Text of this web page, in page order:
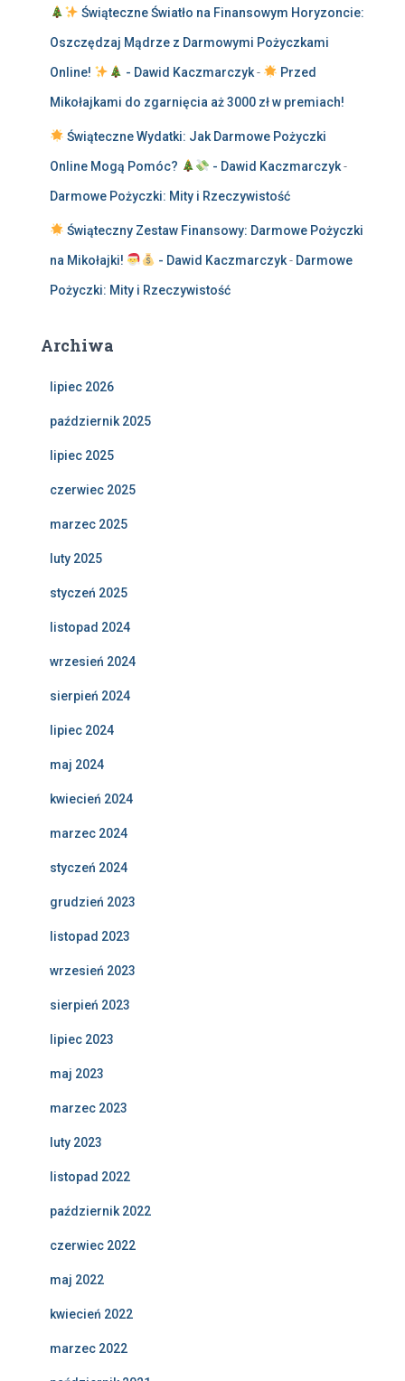
Świąteczne Światło na Finansowym Horyzoncie:
Oszczędzaj Mądrze z Darmowymi Pożyczkami
Online! - Dawid Kaczmarczyk- Przed
Mikołajkami do zgarnięcia aż 3000 zł w premiach!
Świąteczne Wydatki: Jak Darmowe Pożyczki
Online Mogą Pomóc? - Dawid Kaczmarczyk-
Darmowe Pożyczki: Mity i Rzeczywistość
Świąteczny Zestaw Finansowy: Darmowe Pożyczki
na Mikołajki! - Dawid Kaczmarczyk- Darmowe
Pożyczki: Mity i Rzeczywistość
Archiwa
lipiec 2026
październik 2025
lipiec 2025
czerwiec 2025
marzec 2025
luty 2025
styczeń 2025
listopad 2024
wrzesień 2024
sierpień 2024
lipiec 2024
maj 2024
kwiecień 2024
marzec 2024
styczeń 2024
grudzień 2023
listopad 2023
wrzesień 2023
sierpień 2023
lipiec 2023
maj 2023
marzec 2023
luty 2023
listopad 2022
październik 2022
czerwiec 2022
maj 2022
kwiecień 2022
marzec 2022